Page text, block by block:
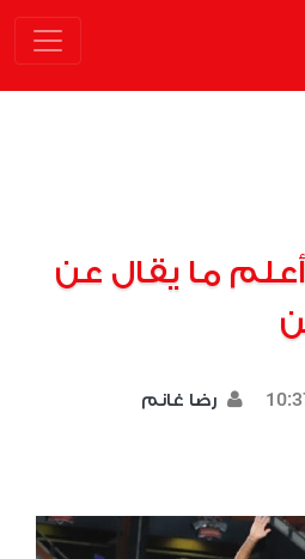
ما يقال عن
رضا غانم